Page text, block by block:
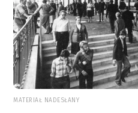
MATERIAŁ NADESŁANY